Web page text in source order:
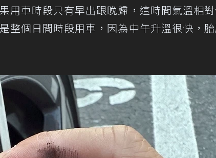
用車時段只有早出跟晚歸，這時間氣溫相
整個日間時段用車，因為中午升溫很快，